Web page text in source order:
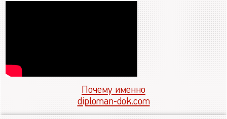
Почему именно
diploman-dok.com